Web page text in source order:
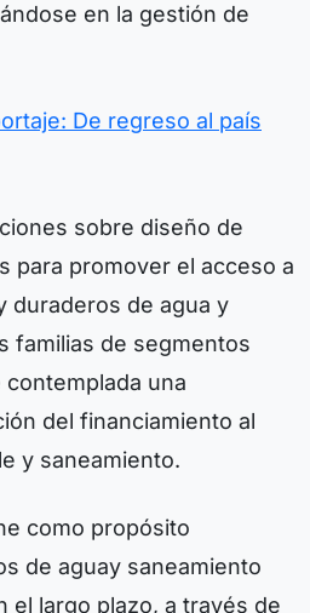
en la gestión de
De regreso al país
sobre diseño de
para promover el acceso a
duraderos de agua y
familias de segmentos
una
del financiamiento al
y saneamiento.
como propósito
de aguay saneamiento
el largo plazo, a través de